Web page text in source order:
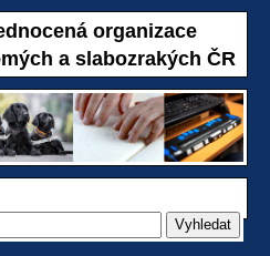
organizace
a slabozrakých ČR